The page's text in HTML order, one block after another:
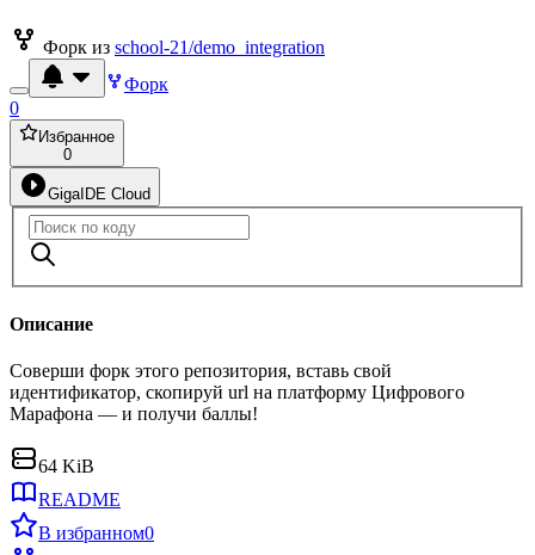
Форк из school-21/demo_integration
Форк
0
Избранное
0
GigaIDE Cloud
Описание
Соверши форк этого репозитория, вставь свой
идентификатор, скопируй url на платформу Цифрового
Марафона — и получи баллы!
64 KiB
README
В избранном0